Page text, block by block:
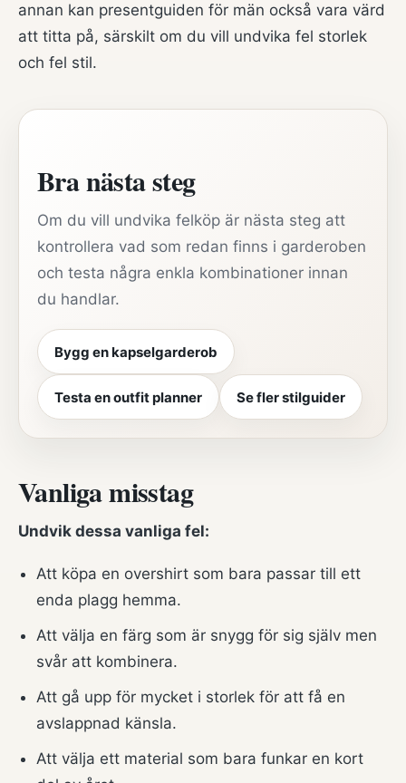
annan kan presentguiden för män också vara värd
att titta på, särskilt om du vill undvika fel storlek
och fel stil.
Bra nästa steg
Om du vill undvika felköp är nästa steg att
kontrollera vad som redan finns i garderoben
och testa några enkla kombinationer innan
du handlar.
Bygg en kapselgarderob
Testa en outfit planner Se fler stilguider
Vanliga misstag
Undvik dessa vanliga fel:
Att köpa en overshirt som bara passar till ett
enda plagg hemma.
Att välja en färg som är snygg för sig själv men
svår att kombinera.
Att gå upp för mycket i storlek för att få en
avslappnad känsla.
Att välja ett material som bara funkar en kort